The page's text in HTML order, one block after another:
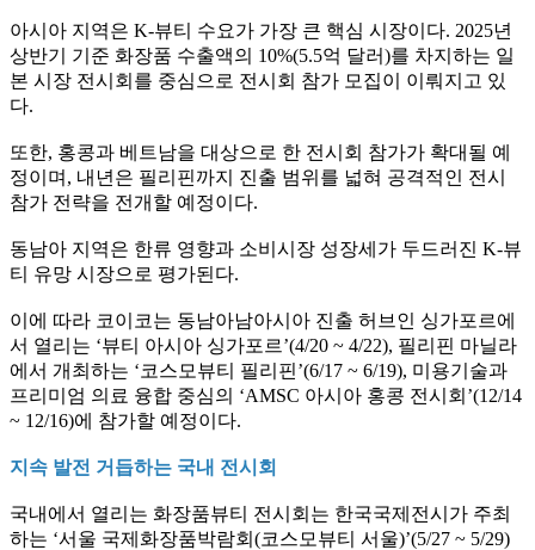
아시아 지역은 K-뷰티 수요가 가장 큰 핵심 시장이다. 2025년
상반기 기준 화장품 수출액의 10%(5.5억 달러)를 차지하는 일
본 시장 전시회를 중심으로 전시회 참가 모집이 이뤄지고 있
다.
또한, 홍콩과 베트남을 대상으로 한 전시회 참가가 확대될 예
정이며, 내년은 필리핀까지 진출 범위를 넓혀 공격적인 전시
참가 전략을 전개할 예정이다.
동남아 지역은 한류 영향과 소비시장 성장세가 두드러진 K-뷰
티 유망 시장으로 평가된다.
이에 따라 코이코는 동남아남아시아 진출 허브인 싱가포르에
서 열리는 ‘뷰티 아시아 싱가포르’(4/20 ~ 4/22), 필리핀 마닐라
에서 개최하는 ‘코스모뷰티 필리핀’(6/17 ~ 6/19), 미용기술과
프리미엄 의료 융합 중심의 ‘AMSC 아시아 홍콩 전시회’(12/14
~ 12/16)에 참가할 예정이다.
지속 발전 거듭하는 국내 전시회
국내에서 열리는 화장품뷰티 전시회는 한국국제전시가 주최
하는 ‘서울 국제화장품박람회(코스모뷰티 서울)’(5/27 ~ 5/29)